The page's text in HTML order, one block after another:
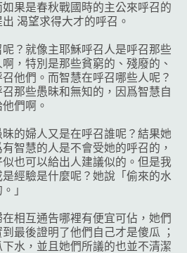
果是春秋戰國時的主公來呼召的
渴望求得大才的呼召。
？就像主耶穌呼召人是呼召那些
，特別是那些貧窮的、殘廢的、
他們。而智慧在呼召哪些人呢？
那些愚昧和無知的，因爲智慧自
們啊。
的婦人又是在呼召誰呢？結果她
智慧的人是不會受她的呼召的，
也可以給出人建議似的。但是我
經驗是什麼呢？她說「偷來的水
」
相互通告哪裡有便宜可佔，她們
最後證明了他們自己才是傻瓜 ；
水，並且她們所議的也並不清潔